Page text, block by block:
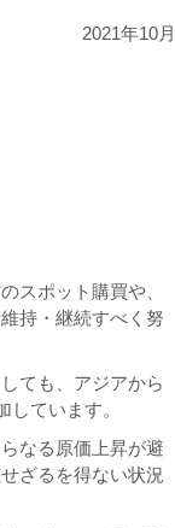
2021年10月
スポット購買や、
持・継続すべく努
ても、アジアから
ています。
なる原価上昇が避
ざるを得ない状況